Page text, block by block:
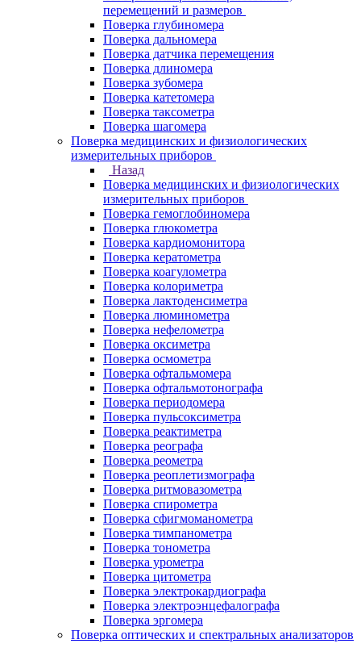
перемещений и размеров
Поверка глубиномера
Поверка дальномера
Поверка датчика перемещения
Поверка длиномера
Поверка зубомера
Поверка катетомера
Поверка таксометра
Поверка шагомера
Поверка медицинских и физиологических
измерительных приборов
Назад
Поверка медицинских и физиологических
измерительных приборов
Поверка гемоглобиномера
Поверка глюкометра
Поверка кардиомонитора
Поверка кератометра
Поверка коагулометра
Поверка колориметра
Поверка лактоденсиметра
Поверка люминометра
Поверка нефелометра
Поверка оксиметра
Поверка осмометра
Поверка офтальмомера
Поверка офтальмотонографа
Поверка периодомера
Поверка пульсоксиметра
Поверка реактиметра
Поверка реографа
Поверка реометра
Поверка реоплетизмографа
Поверка ритмовазометра
Поверка спирометра
Поверка сфигмоманометра
Поверка тимпанометра
Поверка тонометра
Поверка урометра
Поверка цитометра
Поверка электрокардиографа
Поверка электроэнцефалографа
Поверка эргомера
Поверка оптических и спектральных анализаторов